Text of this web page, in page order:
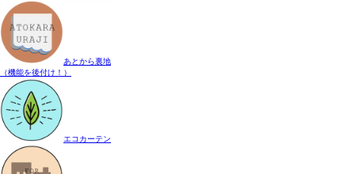
あとから裏地
（機能を後付け！）
エコカーテン